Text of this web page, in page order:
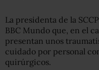
La presidenta de la
BBC Mundo que, en el
presentan unos
cuidado por personal
quirúrgicos.